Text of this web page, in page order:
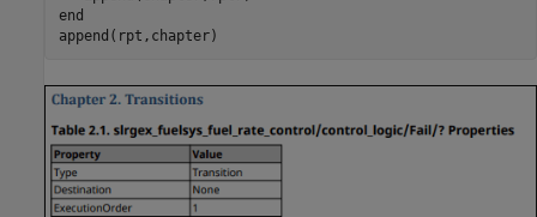
end
append(rpt,chapter)